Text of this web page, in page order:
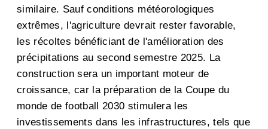
similaire. Sauf conditions météorologiques
extrêmes, l'agriculture devrait rester favorable,
les récoltes bénéficiant de l'amélioration des
précipitations au second semestre 2025. La
construction sera un important moteur de
croissance, car la préparation de la Coupe du
monde de football 2030 stimulera les
investissements dans les infrastructures, tels que